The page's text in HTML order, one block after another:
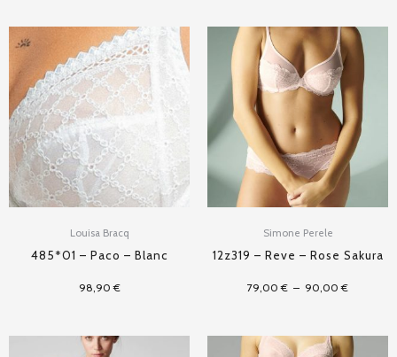
Louisa Bracq
485*01 – Paco – Blanc
98,90€
Simone Perele
12z319 – Reve – Rose Sakura
79,00€ – 90,00€
Plage
de
prix :
79,00 €
à
90,00 €